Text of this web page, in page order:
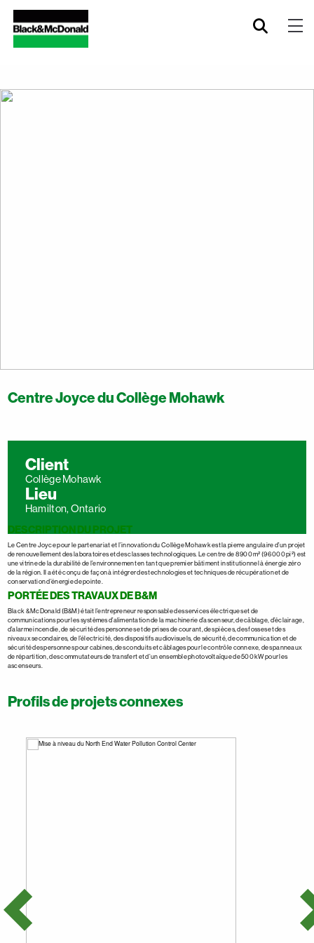
Centre Joyce du Collège Mohawk
Client
Collège Mohawk
Lieu
Hamilton, Ontario
DESCRIPTION DU PROJET
Le Centre Joyce pour le partenariat et l’innovation du Collège Mohawk est la pierre angulaire d’un projet
de renouvellement des laboratoires et des classes technologiques. Le centre de 8 900 m² (96 000 pi²) est
une vitrine de la durabilité de l’environnement en tant que premier bâtiment institutionnel à énergie zéro
de la région. Il a été conçu de façon à intégrer des technologies et techniques de récupération et de
conservation d’énergie de pointe.
PORTÉE DES TRAVAUX DE B&M
Black & McDonald (B&M) était l’entrepreneur responsable des services électriques et de
communications pour les systèmes d’alimentation de la machinerie d’ascenseur, de câblage, d’éclairage,
d’alarme incendie, de sécurité des personnes et de prises de courant, des pièces, des fosses et des
niveaux secondaires, de l’électricité, des dispositifs audiovisuels, de sécurité, de communication et de
sécurité des personnes pour cabines, des conduits et câblages pour le contrôle connexe, des panneaux
de répartition, des commutateurs de transfert et d’un ensemble photovoltaïque de 500 kW pour les
ascenseurs.
Profils de projets connexes